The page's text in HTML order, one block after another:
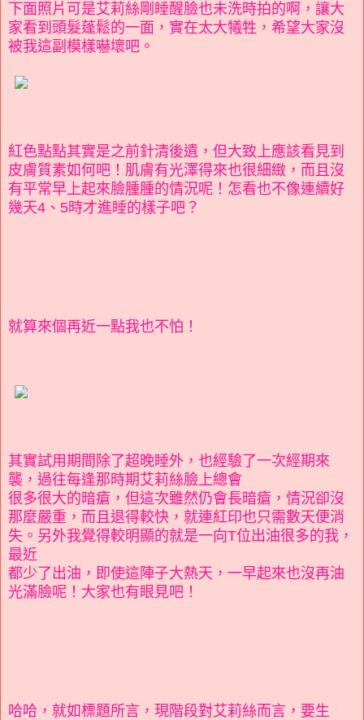
下面照片可是艾莉絲剛睡醒臉也未洗時拍的啊，讓大
家看到頭髮蓬鬆的一面，實在太大犧牲，希望大家沒
被我這副模樣嚇壞吧。
紅色點點其實是之前針清後遺，但大致上應該看見到
皮膚質素如何吧！肌膚有光澤得來也很細緻，而且沒
有平常早上起來臉腫腫的情況呢！怎看也不像連續好
幾天4、5時才進睡的樣子吧？
就算來個再近一點我也不怕！
其實試用期間除了超晚睡外，也經驗了一次經期來
襲，過往每逢那時期艾莉絲臉上總會
很多很大的暗瘡，但這次雖然仍會長暗瘡，情況卻沒
那麼嚴重，而且退得較快，就連紅印也只需數天便消
失。另外我覺得較明顯的就是一向T位出油很多的我，
最近
都少了出油，即使這陣子大熱天，一早起來也沒再油
光滿臉呢！大家也有眼見吧！
哈哈，就如標題所言，現階段對艾莉絲而言，要生